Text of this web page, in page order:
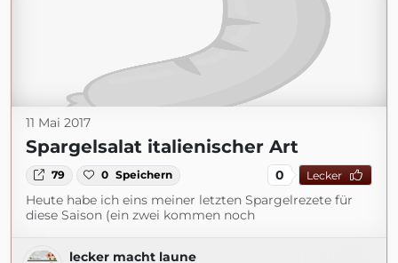
11 Mai 2017
Spargelsalat italienischer Art
79 0 Speichern 0 Lecker
Heute habe ich eins meiner letzten Spargelrezete für
diese Saison (ein zwei kommen noch
lecker macht laune